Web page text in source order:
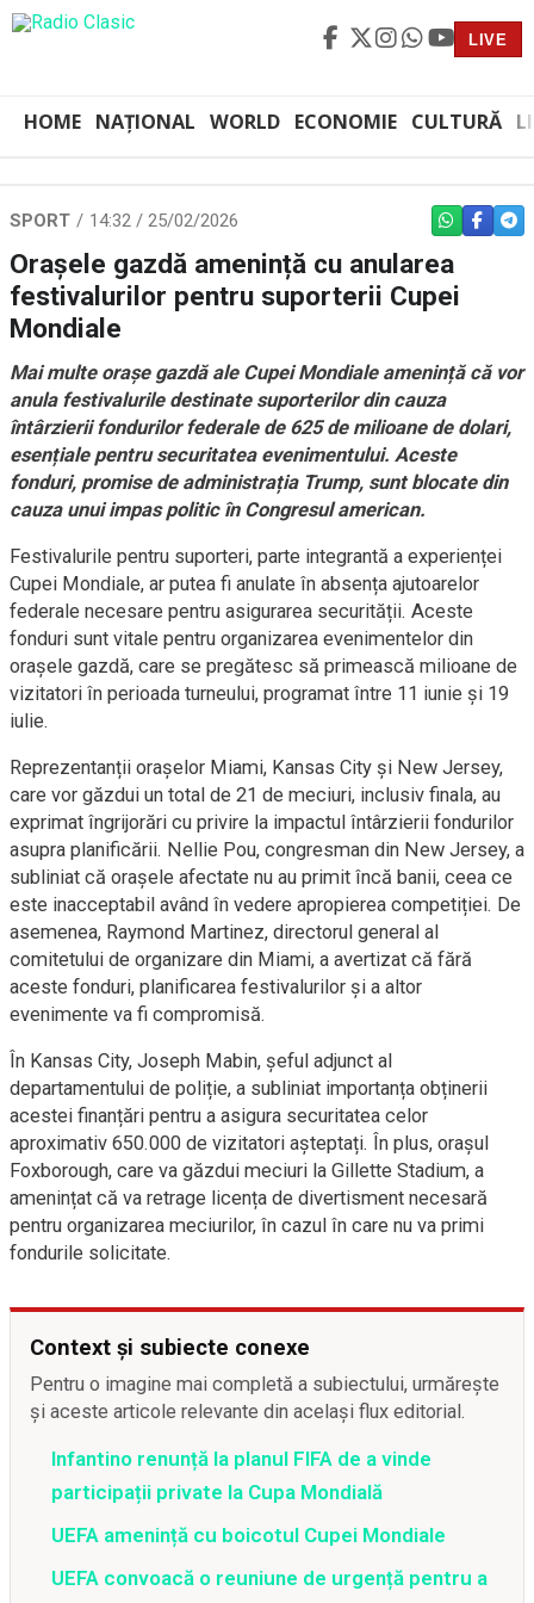
LIVE
HOME NAȚIONAL WORLD ECONOMIE CULTURĂ
SPORT 14:32 / 25/02/2026 WHATSAPP
Orașele gazdă amenință cu anularea
festivalurilor pentru suporterii Cupei
Mondiale
Mai multe orașe gazdă ale Cupei Mondiale amenință că vor
anula festivalurile destinate suporterilor din cauza
întârzierii fondurilor federale de 625 de milioane de dolari,
esențiale pentru securitatea evenimentului. Aceste
fonduri, promise de administrația Trump, sunt blocate din
cauza unui impas politic în Congresul american.
Festivalurile pentru suporteri, parte integrantă a experienței
Cupei Mondiale, ar putea fi anulate în absența ajutoarelor
federale necesare pentru asigurarea securității. Aceste
fonduri sunt vitale pentru organizarea evenimentelor din
orașele gazdă, care se pregătesc să primească milioane de
vizitatori în perioada turneului, programat între 11 iunie și 19
iulie.
Reprezentanții orașelor Miami, Kansas City și New Jersey,
care vor găzdui un total de 21 de meciuri, inclusiv finala, au
exprimat îngrijorări cu privire la impactul întârzierii fondurilor
asupra planificării. Nellie Pou, congresman din New Jersey, a
subliniat că orașele afectate nu au primit încă banii, ceea ce
este inacceptabil având în vedere apropierea competiției. De
asemenea, Raymond Martinez, directorul general al
comitetului de organizare din Miami, a avertizat că fără
aceste fonduri, planificarea festivalurilor și a altor
evenimente va fi compromisă.
În Kansas City, Joseph Mabin, șeful adjunct al
departamentului de poliție, a subliniat importanța obținerii
acestei finanțări pentru a asigura securitatea celor
aproximativ 650.000 de vizitatori așteptați. În plus, orașul
Foxborough, care va găzdui meciuri la Gillette Stadium, a
amenințat că va retrage licența de divertisment necesară
pentru organizarea meciurilor, în cazul în care nu va primi
fondurile solicitate.
Context și subiecte conexe
Pentru o imagine mai completă a subiectului, urmărește
și aceste articole relevante din același flux editorial.
Infantino renunță la planul FIFA de a vinde
participații private la Cupa Mondială
UEFA amenință cu boicotul Cupei Mondiale
UEFA convoacă o reuniune de urgență pentru a